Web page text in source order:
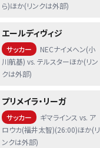
ら)ほか(リンクは外部)
エールディヴィジ
サッカー
NECナイメヘン(小
川航基) vs. テルスターほか(リン
クは外部)
プリメイラ・リーガ
サッカー
ギマラインス vs. ア
ロウカ(福井太智)(26:00)ほか(リ
ンクは外部)